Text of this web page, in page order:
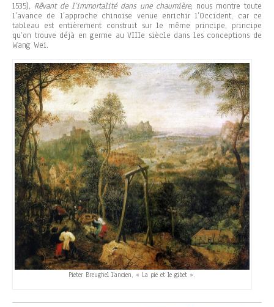
1535), Rêvant de l’immortalité dans une chaumière, nous montre toute
l’avance de l’approche chinoise venue enrichir l’Occident, car ce
tableau est entièrement construit sur le même principe, principe
qu’on trouve déjà en germe au VIIIe siècle dans les conceptions de
Wang Wei.
Pieter Breughel l’ancien, « La pie et le gibet ».